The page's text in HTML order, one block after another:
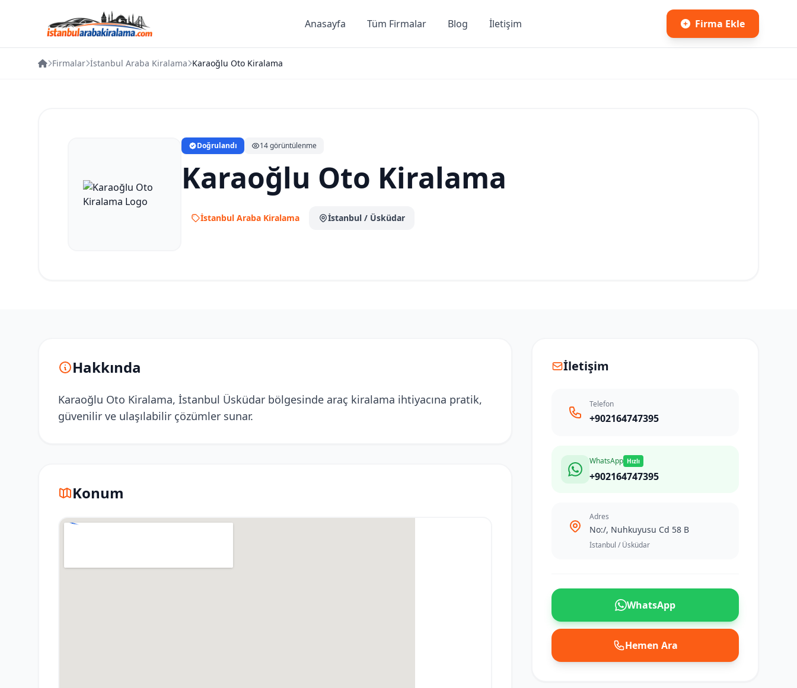
Anasayfa Tüm Firmalar Blog İletişim Firma Ekle
Firmalar İstanbul Araba Kiralama Karaoğlu Oto Kiralama
Doğrulandı 14 görüntülenme
Karaoğlu Oto Kiralama
İstanbul Araba Kiralama İstanbul / Üsküdar
Hakkında
Karaoğlu Oto Kiralama, İstanbul Üsküdar bölgesinde araç kiralama ihtiyacına pratik,
güvenilir ve ulaşılabilir çözümler sunar.
Konum
İletişim
Telefon
+902164747395
WhatsApp Hızlı
+902164747395
Adres
No:/, Nuhkuyusu Cd 58 B
İstanbul / Üsküdar
WhatsApp
Hemen Ara